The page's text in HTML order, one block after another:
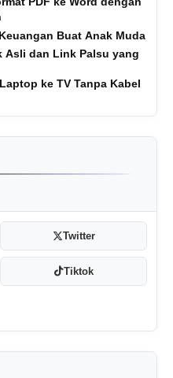
Buat Anak Muda
Asli dan Link Palsu yang
ke TV Tanpa Kabel
Twitter
Tiktok